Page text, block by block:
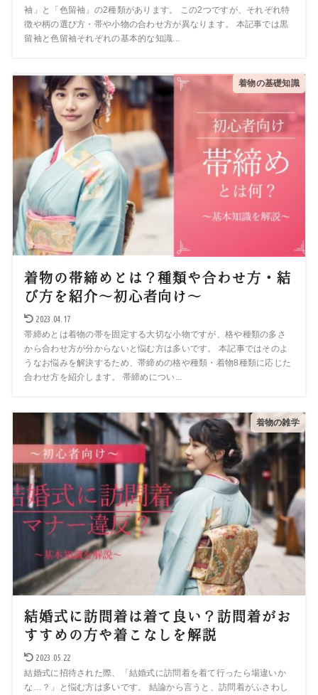
袖」と「色留袖」の2種類があります。 この2つですが、それぞれ特
徴や柄の選び方・帯や小物の合わせ方が異なります。 本記事では黒
留袖と色留袖それぞれの基本的な知識...
着物の基礎知識
着物の帯締めとは？種類や合わせ方・結
び方を紹介～初心者向け～
2023.04.17
帯締めとは着物の帯を固定する大切な小物ですが、格や種類の多さ
から合わせ方が分からないと悩む方は多いです。 本記事ではそのよ
うなお悩みを解決するため、帯締めの格や種類・着物8種類に応じた
合わせ方を紹介します。 帯締めについ...
着物の雑学
結婚式に訪問着は着て良い？訪問着がお
すすめの方や着こなしを解説
2023.05.22
結婚式に招待された際、「結婚式に訪問着を着て行ったら場違いか
な…？」と悩む方は多いです。 結論から言うと、訪問着がふさわし